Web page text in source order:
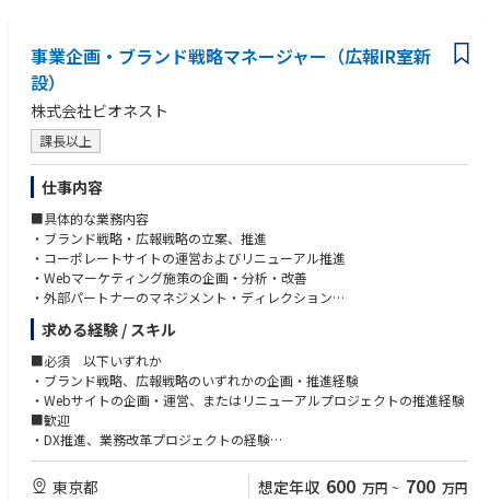
・個人の営業成果を起点に、将来的には営業課長・営業マネジメントへ役
割を広げていく経験
（2か月程度）。
・お客様、商品知識などの業務理解については、事業本部・営業・マーケ
ティング部、営業課長より講習を行います。
・また、OJTを通じて、同行を通じて業務習得を行いながら、徐々にリー
ド獲得への新規開拓への活動を増やしていきます。
■会社概要
1963年、静岡を拠点にリネンサプライ会社として創業。1988年、福祉用
具レンタル・販売事業に参入。
現在、両事業とも業界大手のポジションを確立し、売上規模で2030年に8
50億、2050年に1兆円への成長に向けた全社・事業・ブランド戦略等の変
革を行う第2創業期として位置付けています。2021年、AIサービス開発会
社エクサウィザースとのジョイントベンチャーを立ち上げ、既存事業×テ
クノロジー（DX）領域に進出しています。
今後、卓越したサービス品質及び顧客価値で圧倒的な業界シェアを獲得
し、業界の再編と高付加価値化の実現に挑戦することで、『正しく生き
る、豊かに生きる』を体現していきます。
インバウンド需要に応え、リネンサプライ業界に革新をもたらすリネンサ
プライ事業部。60年以上の歴史を持ち、2023年には過去最高の利益を達
成。循環型ビジネスを推進し、全国6拠点8工場と2つの物流拠点を運営、
さらには新しい工場建設を通じて大型投資を行います。全社でのDXを駆使
し、業務の効率化を図り、観光立国推進のインフラサービスを追求しま
す。
・未知の業界情報をネットワークを構築して入手した経験がある
【ワークスタイル】
・業界トップクラスにふさわしい、アイデアを自ら言語、図表、文章に起
こし、その活動を人任せにしない。
（ハンズオンを最も大事にしています）
【コンピテンシー】
・学習俊敏性：リネンサプライの工程・品質基準など未知の業界知識を素
早く学び、開拓活動と提案に活かしている。
・関係構築力：初対面の企業・経営者とも個人的な信頼関係を築き、継続
的なパートナーシップに育てている。
・イニシアティブ：将来の供給能力の不足を先取りして開拓先を構想し、
・達成指向性：開拓目標に徹底的にこだわり、断られても粘り強く最後ま
でやり抜いている。
・徹底確認力：委託先との品質基準・約束事項を仕組みで担保し、抜け漏
れなく取引を立ち上げている。
事業企画・ブランド戦略マネージャー（広報IR室新
設）
株式会社ビオネスト
課長以上
仕事内容
■具体的な業務内容
・ブランド戦略・広報戦略の立案、推進
・コーポレートサイトの運営およびリニューアル推進
・Webマーケティング施策の企画・分析・改善
・外部パートナーのマネジメント・ディレクション
・DX推進および事業成長に向けた企画立案
・経営課題の整理、各部署との連携・プロジェクト推進
求める経験 / スキル
■必須 以下いずれか
・ブランド戦略、広報戦略のいずれかの企画・推進経験
・Webサイトの企画・運営、またはリニューアルプロジェクトの推進経験
■歓迎
・DX推進、業務改革プロジェクトの経験
・社内SE、IT企画、情報・システム部門等での業務経験
東京都 想定年収 600 万円 ~ 700 万円